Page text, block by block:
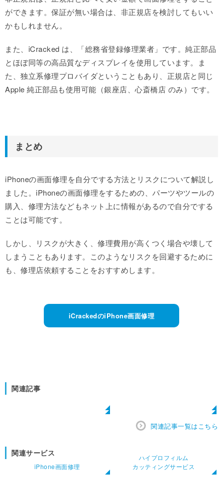
ができます。保証が無い場合は、非正規店を検討してもいい
かもしれません。
また、iCracked は、「総務省登録修理業者」です。純正部品
とほぼ同等の高品質なディスプレイを使用しています。ま
た、独立系修理プロバイダということもあり、正規店と同じ
Apple 純正部品も使用可能（銀座店、心斎橋店 のみ）です。
まとめ
iPhoneの画面修理を自分でする方法とリスクについて解説し
ました。iPhoneの画面修理をするための、パーツやツールの
購入、修理方法などもネット上に情報があるので自分でする
ことは可能です。
しかし、リスクが大きく、修理費用が高くつく場合や壊して
しまうこともあります。このようなリスクを回避するために
も、修理店依頼することをおすすめします。
iCrackedのiPhone画面修理
関連記事
関連記事一覧はこちら
関連サービス
iPhone画面修理
ハイプロフィルム
カッティングサービス